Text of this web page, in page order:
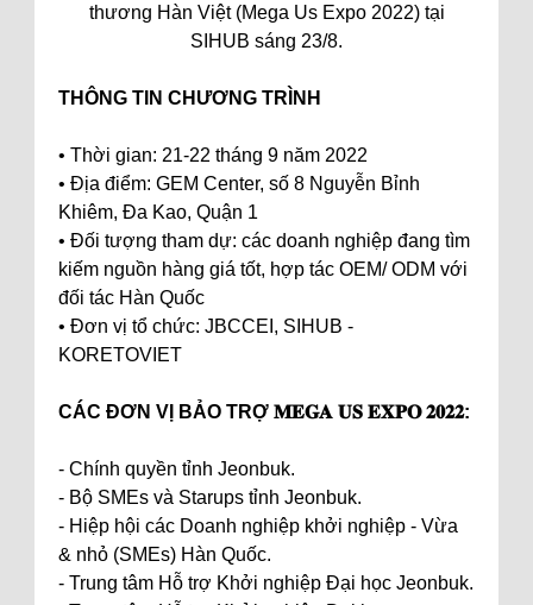
thương Hàn Việt (Mega Us Expo 2022) tại
SIHUB sáng 23/8.
THÔNG TIN CHƯƠNG TRÌNH
• Thời gian: 21-22 tháng 9 năm 2022
• Địa điểm: GEM Center, số 8 Nguyễn Bỉnh
Khiêm, Đa Kao, Quận 1
• Đối tượng tham dự: các doanh nghiệp đang tìm
kiếm nguồn hàng giá tốt, hợp tác OEM/ ODM với
đối tác Hàn Quốc
• Đơn vị tổ chức: JBCCEI, SIHUB -
KORETOVIET
CÁC ĐƠN VỊ BẢO TRỢ 𝐌𝐄𝐆𝐀 𝐔𝐒 𝐄𝐗𝐏𝐎 𝟐𝟎𝟐𝟐:
- Chính quyền tỉnh Jeonbuk.
- Bộ SMEs và Starups tỉnh Jeonbuk.
- Hiệp hội các Doanh nghiệp khởi nghiệp - Vừa
& nhỏ (SMEs) Hàn Quốc.
- Trung tâm Hỗ trợ Khởi nghiệp Đại học Jeonbuk.